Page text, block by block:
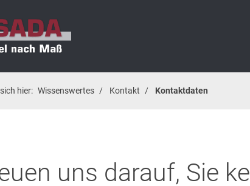
hier: Wissenswertes Kontakt Kontaktdaten
uns darauf, Sie